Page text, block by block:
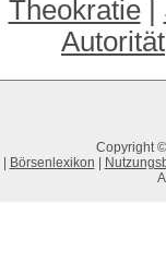
Theokratie|
Copyright
Börsenlexikon